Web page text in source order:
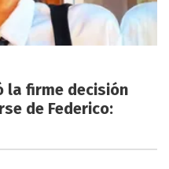
la firme decisión
de Federico: